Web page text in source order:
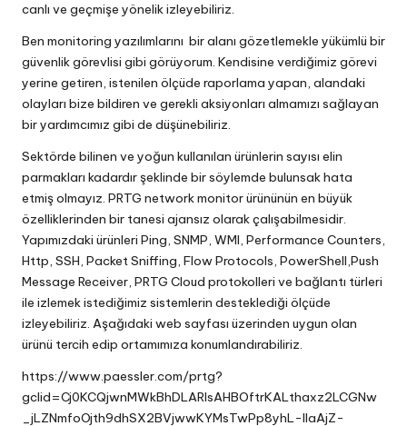
canlı ve geçmişe yönelik izleyebiliriz.
Ben monitoring yazılımlarını bir alanı gözetlemekle yükümlü bir
güvenlik görevlisi gibi görüyorum. Kendisine verdiğimiz görevi
yerine getiren, istenilen ölçüde raporlama yapan, alandaki
olayları bize bildiren ve gerekli aksiyonları almamızı sağlayan
bir yardımcımız gibi de düşünebiliriz.
Sektörde bilinen ve yoğun kullanılan ürünlerin sayısı elin
parmakları kadardır şeklinde bir söylemde bulunsak hata
etmiş olmayız. PRTG network monitor ürününün en büyük
özelliklerinden bir tanesi ajansız olarak çalışabilmesidir.
Yapımızdaki ürünleri Ping, SNMP, WMI, Performance Counters,
Http, SSH, Packet Sniffing, Flow Protocols, PowerShell,Push
Message Receiver, PRTG Cloud protokolleri ve bağlantı türleri
ile izlemek istediğimiz sistemlerin desteklediği ölçüde
izleyebiliriz. Aşağıdaki web sayfası üzerinden uygun olan
ürünü tercih edip ortamımıza konumlandırabiliriz.
https://www.paessler.com/prtg?
gclid=Cj0KCQjwnMWkBhDLARIsAHBOftrKALthaxz2LCGNw
_jLZNmfoOjth9dhSX2BVjwwKYMsTwPp8yhL-lIaAjZ-